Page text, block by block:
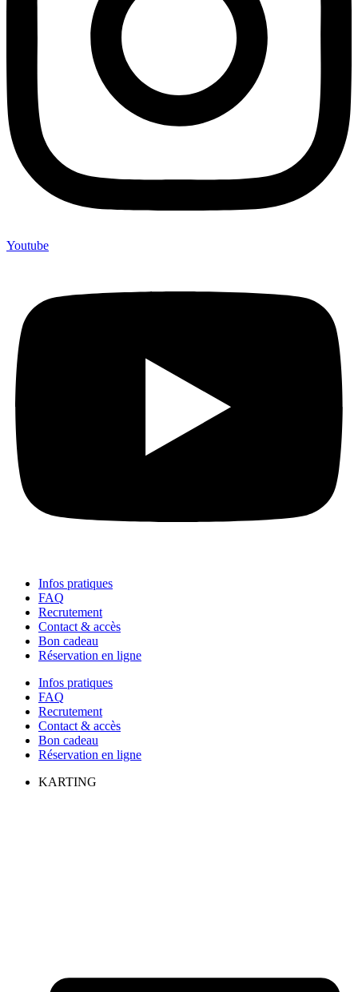
Youtube
Infos pratiques
FAQ
Recrutement
Contact & accès
Bon cadeau
Réservation en ligne
Infos pratiques
FAQ
Recrutement
Contact & accès
Bon cadeau
Réservation en ligne
KARTING